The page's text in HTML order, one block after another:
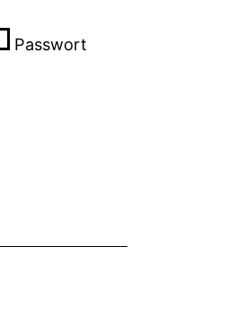
Passwort